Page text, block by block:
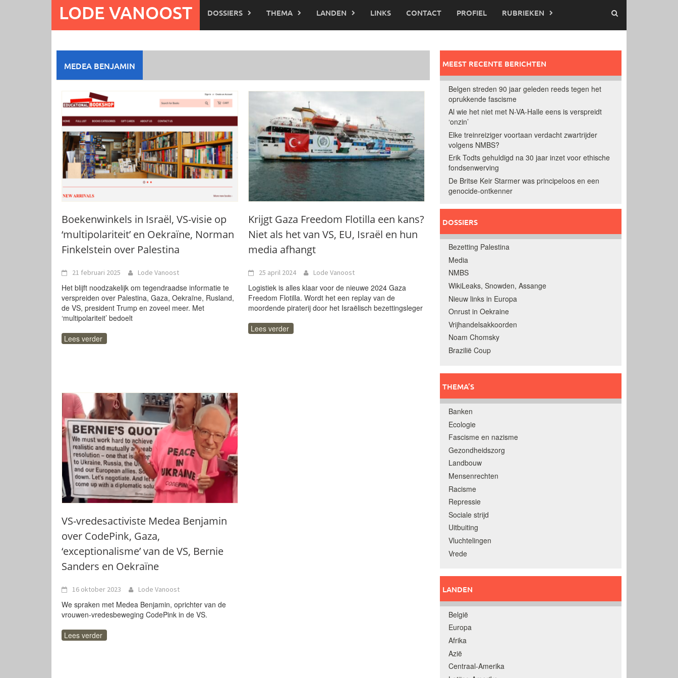
LODE VANOOST DOSSIERS THEMA LANDEN LINKS CONTACT PROFIEL RUBRIEKEN
MEDEA BENJAMIN
Boekenwinkels in Israël, VS-visie op
‘multipolariteit’ en Oekraïne, Norman
Finkelstein over Palestina
21 februari 2025 Lode Vanoost
Het blijft noodzakelijk om tegendraadse informatie te
verspreiden over Palestina, Gaza, Oekraïne, Rusland,
de VS, president Trump en zoveel meer. Met
‘multipolariteit’ bedoelt
Lees verder
Krijgt Gaza Freedom Flotilla een kans?
Niet als het van VS, EU, Israël en hun
media afhangt
25 april 2024 Lode Vanoost
Logistiek is alles klaar voor de nieuwe 2024 Gaza
Freedom Flotilla. Wordt het een replay van de
moordende piraterij door het Israëlisch bezettingsleger
Lees verder
VS-vredesactiviste Medea Benjamin
over CodePink, Gaza,
‘exceptionalisme’ van de VS, Bernie
Sanders en Oekraïne
16 oktober 2023 Lode Vanoost
We spraken met Medea Benjamin, oprichter van de
vrouwen-vredesbeweging CodePink in de VS.
Lees verder
MEEST RECENTE BERICHTEN
Belgen streden 90 jaar geleden reeds tegen het
oprukkende fascisme
Al wie het niet met N-VA-Halle eens is verspreidt
‘onzin’
Elke treinreiziger voortaan verdacht zwartrijder
volgens NMBS?
Erik Todts gehuldigd na 30 jaar inzet voor ethische
fondsenwerving
De Britse Keir Starmer was principeloos en een
genocide-ontkenner
DOSSIERS
Bezetting Palestina
Media
NMBS
WikiLeaks, Snowden, Assange
Nieuw links in Europa
Onrust in Oekraine
Vrijhandelsakkoorden
Noam Chomsky
Brazilië Coup
THEMA’S
Banken
Ecologie
Fascisme en nazisme
Gezondheidszorg
Landbouw
Mensenrechten
Racisme
Repressie
Sociale strijd
Uitbuiting
Vluchtelingen
Vrede
LANDEN
België
Europa
Afrika
Azië
Centraal-Amerika